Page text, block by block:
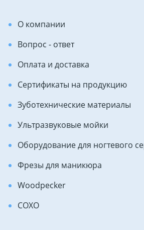
О компании
Вопрос - ответ
Оплата и доставка
Сертификаты на продукцию
Зуботехнические материалы
Ультразвуковые мойки
Оборудование для ногтевого
Фрезы для маникюра
Woodpecker
COXO